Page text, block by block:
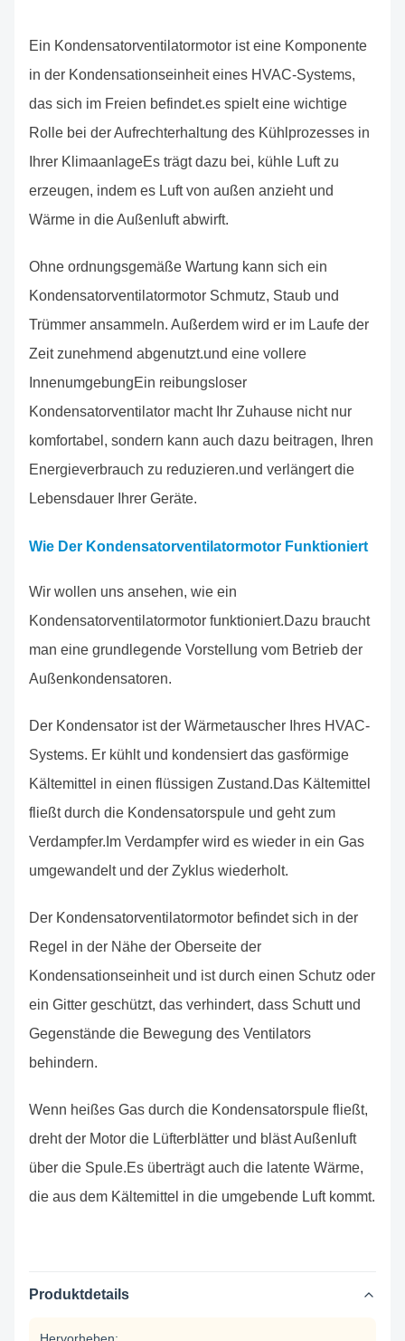
Ein Kondensatorventilatormotor ist eine Komponente
in der Kondensationseinheit eines HVAC-Systems,
das sich im Freien befindet.es spielt eine wichtige
Rolle bei der Aufrechterhaltung des Kühlprozesses in
Ihrer KlimaanlageEs trägt dazu bei, kühle Luft zu
erzeugen, indem es Luft von außen anzieht und
Wärme in die Außenluft abwirft.
Ohne ordnungsgemäße Wartung kann sich ein
Kondensatorventilatormotor Schmutz, Staub und
Trümmer ansammeln. Außerdem wird er im Laufe der
Zeit zunehmend abgenutzt.und eine vollere
InnenumgebungEin reibungsloser
Kondensatorventilator macht Ihr Zuhause nicht nur
komfortabel, sondern kann auch dazu beitragen, Ihren
Energieverbrauch zu reduzieren.und verlängert die
Lebensdauer Ihrer Geräte.
Wie Der Kondensatorventilatormotor Funktioniert
Wir wollen uns ansehen, wie ein
Kondensatorventilatormotor funktioniert.Dazu braucht
man eine grundlegende Vorstellung vom Betrieb der
Außenkondensatoren.
Der Kondensator ist der Wärmetauscher Ihres HVAC-
Systems. Er kühlt und kondensiert das gasförmige
Kältemittel in einen flüssigen Zustand.Das Kältemittel
fließt durch die Kondensatorspule und geht zum
Verdampfer.Im Verdampfer wird es wieder in ein Gas
umgewandelt und der Zyklus wiederholt.
Der Kondensatorventilatormotor befindet sich in der
Regel in der Nähe der Oberseite der
Kondensationseinheit und ist durch einen Schutz oder
ein Gitter geschützt, das verhindert, dass Schutt und
Gegenstände die Bewegung des Ventilators
behindern.
Wenn heißes Gas durch die Kondensatorspule fließt,
dreht der Motor die Lüfterblätter und bläst Außenluft
über die Spule.Es überträgt auch die latente Wärme,
die aus dem Kältemittel in die umgebende Luft kommt.
Produktdetails
Hervorheben: